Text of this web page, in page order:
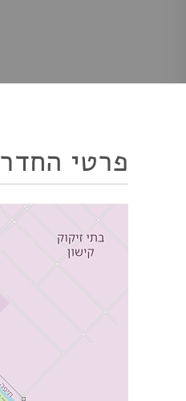
פרטי החדר